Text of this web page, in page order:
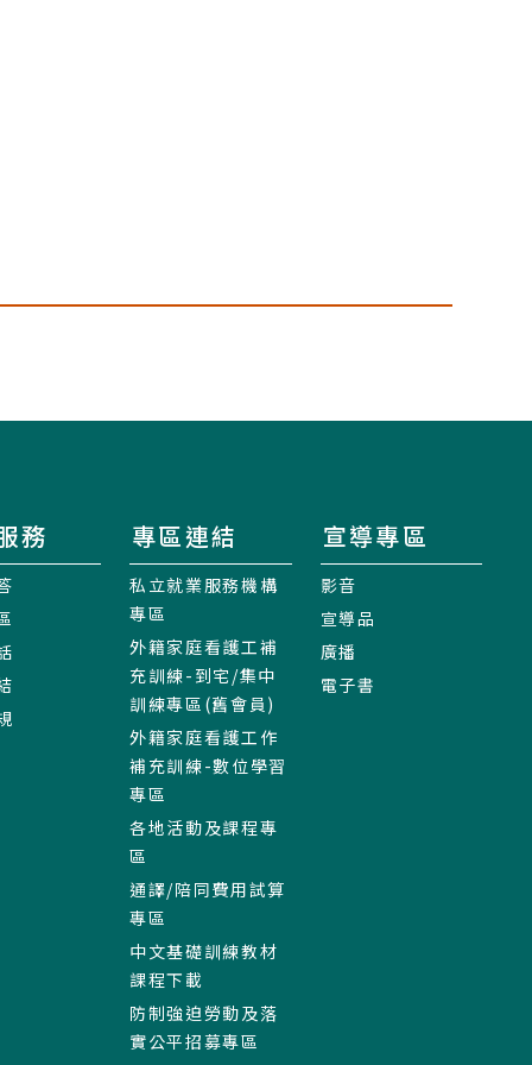
務 專區連結
私立就業服務機構
專區
外籍家庭看護工補
充訓練-到宅/集中
訓練專區(舊會員)
外籍家庭看護工作
補充訓練-數位學習
專區
各地活動及課程專
區
通譯/陪同費用試算
專區
中文基礎訓練教材
課程下載
防制強迫勞動及落
實公平招募專區
宣導專區
影音
宣導品
廣播
電子書